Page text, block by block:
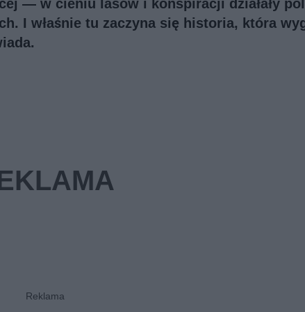
I właśnie tu zaczyna się historia, która